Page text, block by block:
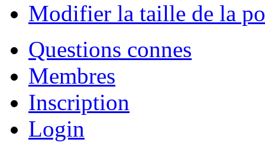
Modifier la taille de la
Questions connes
Membres
Inscription
Login